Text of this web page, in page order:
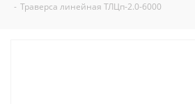
- Траверса линейная ТЛЦп-2.0-6000